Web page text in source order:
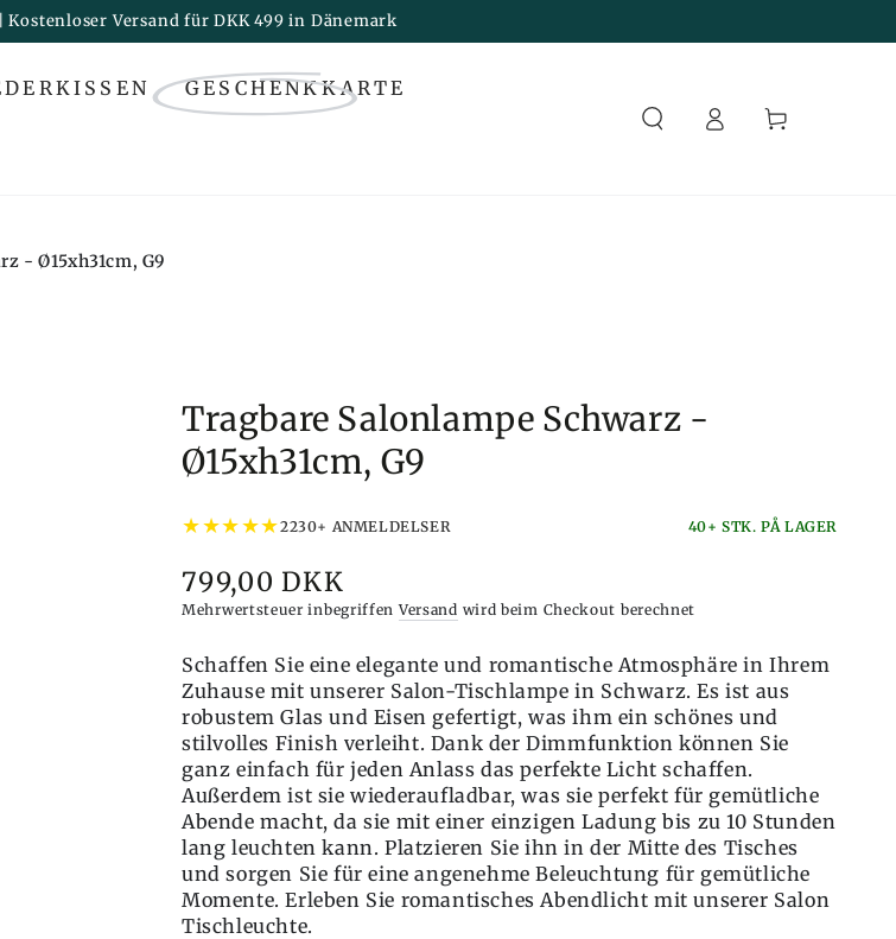
Kostenloser Versand für DKK 499 in Dänemark
GESCHENKKARTE
Sie
Korb
- Ø15xh31cm, G9
Tragbare Salonlampe Schwarz -
Ø15xh31cm, G9
★★★★★2230+ ANMELDELSER 40+ STK. PÅ LAGER
Preis
799,00 DKK
Mehrwertsteuer inbegriffenVersand wird beim Checkout berechnet
Schaffen Sie eine elegante und romantische Atmosphäre in Ihrem
Zuhause mit unserer Salon-Tischlampe in Schwarz. Es ist aus
robustem Glas und Eisen gefertigt, was ihm ein schönes und
stilvolles Finish verleiht. Dank der Dimmfunktion können Sie
ganz einfach für jeden Anlass das perfekte Licht schaffen.
Außerdem ist sie wiederaufladbar, was sie perfekt für gemütliche
Abende macht, da sie mit einer einzigen Ladung bis zu 10 Stunden
lang leuchten kann. Platzieren Sie ihn in der Mitte des Tisches
und sorgen Sie für eine angenehme Beleuchtung für gemütliche
Momente. Erleben Sie romantisches Abendlicht mit unserer Salon
Tischleuchte.